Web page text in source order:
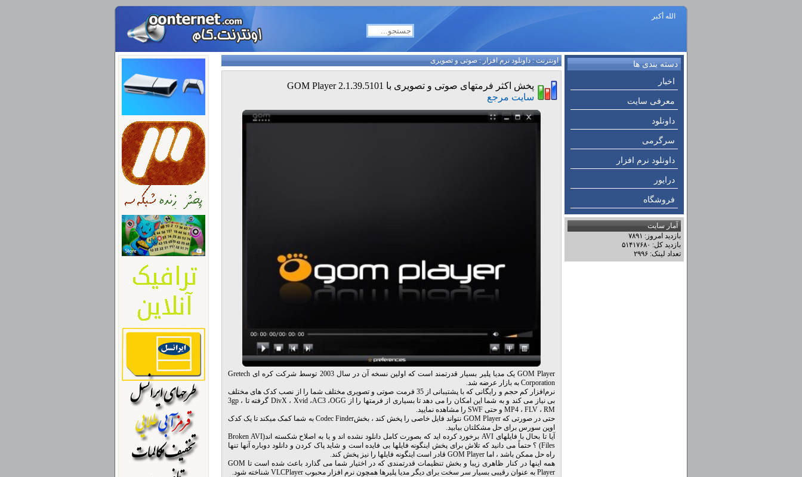
الله أكبر
دسته بندی ها
اخبار
معرفی سایت
داونلود
سرگرمی
داونلود نرم افزار
درایور
فروشگاه
آمار سایت
بازدید امروز: ۷۸۹۱
بازدید کل: ۵۱۴۱۷۶۸۰
تعداد لینک: ۲۹۹۶
اونترنت:داونلود نرم افزار:صوتی و تصویری
پخش اکثر فرمتهای صوتی و تصویری با GOM Player 2.1.39.5101
سایت مرجع
GOM Player یک مدیا پلیر بسیار قدرتمند است که اولین نسخه آن در سال 2003 توسط شرکت کره ای Gretech
Corporation به بازار عرضه شد.
نرم‌افزار کم حجم و رایگانی که با پشتیبانی از 35 فرمت صوتی و تصویری مختلف شما را از نصب کدک های مختلف
بی نیاز می کند و به شما این امکان را می دهد تا بسیاری از فرمتها را از DivX ، Xvid ،AC3 ،OGG گرفته تا 3gp ،
MP4 ، FLV ، RM و حتی SWF را مشاهده نمایید.
حتی در صورتی که GOM Player نتواند فایل خاصی را پخش کند ، بخشCodec Finder به شما کمک میکند تا یک کدک
اوپن سورس برای حل مشکلتان بیابید.
آیا تا بحال با فایلهای AVI برخورد کرده اید که بصورت کامل دانلود نشده اند و یا به اصلاح شکسته اند(Broken AVI
Files) ؟ حتماً می دانید که تلاش برای پخش اینگونه فایلها بی فایده است و شاید پاک کردن و دانلود دوباره آنها تنها
راه حل ممکن باشد ، اما GOM Player قادر است اینگونه فایلها را نیز پخش کند.
همه اینها در کنار ظاهری زیبا و بخش تنظیمات قدرتمندی که در اختیار شما می گذارد باعث شده است تا GOM
Player به عنوان رقیبی بسیار سر سخت برای دیگر مدیا پلیرها همچون نرم افزار محبوب VLCPlayer شناخته شود.